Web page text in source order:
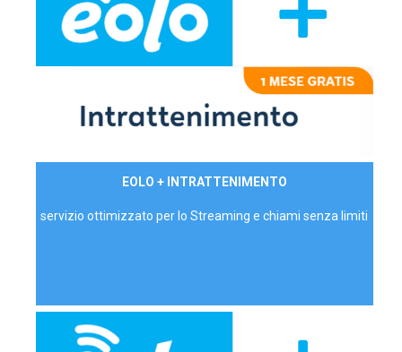
EOLO + INTRATTENIMENTO
servizio ottimizzato per lo Streaming e chiami senza limiti